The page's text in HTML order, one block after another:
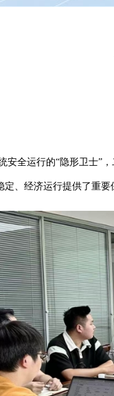
运行的“隐形卫士”，
定、经济运行提供了重要